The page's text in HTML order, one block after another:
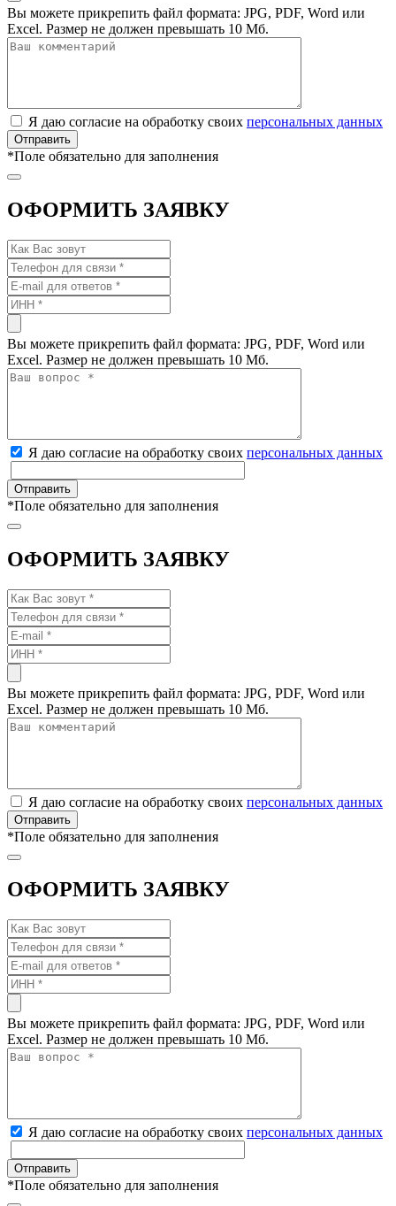
Вы можете прикрепить файл формата: JPG, PDF, Word или
Excel. Размер не должен превышать 10 Мб.
Я даю согласие на обработку своих персональных данных
*Поле обязательно для заполнения
ОФОРМИТЬ ЗАЯВКУ
Вы можете прикрепить файл формата: JPG, PDF, Word или
Excel. Размер не должен превышать 10 Мб.
Я даю согласие на обработку своих персональных данных
*Поле обязательно для заполнения
ОФОРМИТЬ ЗАЯВКУ
Вы можете прикрепить файл формата: JPG, PDF, Word или
Excel. Размер не должен превышать 10 Мб.
Я даю согласие на обработку своих персональных данных
*Поле обязательно для заполнения
ОФОРМИТЬ ЗАЯВКУ
Вы можете прикрепить файл формата: JPG, PDF, Word или
Excel. Размер не должен превышать 10 Мб.
Я даю согласие на обработку своих персональных данных
*Поле обязательно для заполнения